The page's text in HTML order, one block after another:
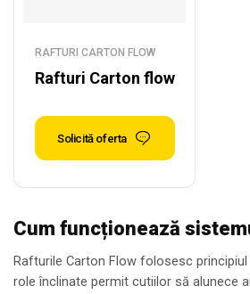
RAFTURI CARTON FLOW
Rafturi Carton flow
Solicită oferta
Cum funcționează
Rafturile Carton Flow folosesc
role înclinate permit cutiilor să alunece